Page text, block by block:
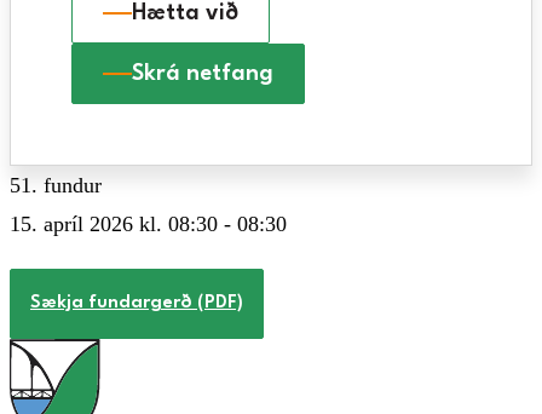
Hætta við
Skrá netfang
51. fundur
15. apríl 2026 kl. 08:30 - 08:30
Sækja fundargerð (PDF)